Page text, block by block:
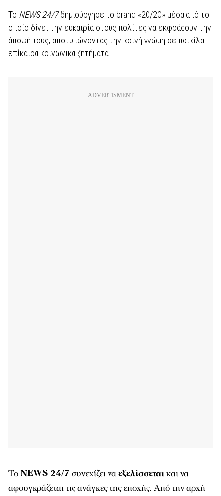
Το NEWS 24/7δημιούργησε το brand «20/20» μέσα από το
οποίο δίνει την ευκαιρία στους πολίτες να εκφράσουν την
άποψή τους, αποτυπώνοντας την κοινή γνώμη σε ποικίλα
επίκαιρα κοινωνικά ζητήματα.
ΤοNEWS 24/7 συνεχίζει ναεξελίσσεταικαι να
αφουγκράζεται τις ανάγκες της εποχής. Από την αρχή